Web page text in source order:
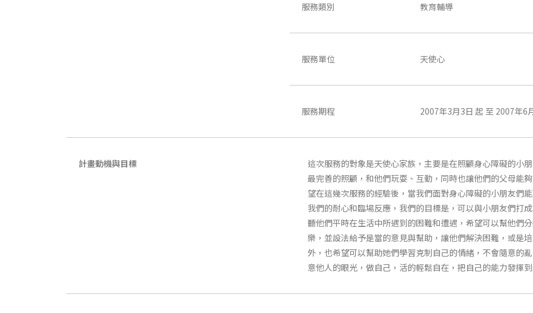
服務類別 教育輔導
服務單位 天使心
服務期程 2007年3月3日 起 至 2007年6
計畫動機與目標
這次服務的對象是天使心家族，主要是在照顧身心障礙的小
最完善的照顧，和他們玩耍、互動，同時也讓他們的父母能
望在這幾次服務的經驗後，當我們面對身心障礙的小朋友們
我們的耐心和臨場反應，我們的目標是，可以與小朋友們打
聽他們平時在生活中所遇到的困難和遭遇，希望可以幫他們
樂，並設法給予是當的意見與幫助，讓他們解決困難，或是
外，也希望可以幫助她們學習克制自己的情緒，不會隨意的
意他人的眼光，做自己，活的輕鬆自在，把自己的能力發揮